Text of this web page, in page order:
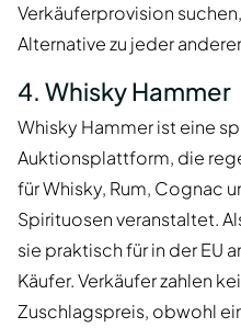
Verkäuferprovision
Alternative zu jeder
4. Whisky Hammer
Whisky Hammer ist eine
Auktionsplattform, die
für Whisky, Rum, Cognac
Spirituosen veranstaltet.
sie praktisch für in der EU
Käufer. Verkäufer zahlen
Zuschlagspreis, obwohl